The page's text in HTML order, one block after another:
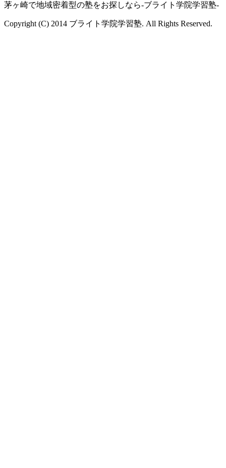
茅ヶ崎で地域密着型の塾をお探しなら-ブライト学院学習塾-
Copyright (C) 2014 ブライト学院学習塾. All Rights Reserved.